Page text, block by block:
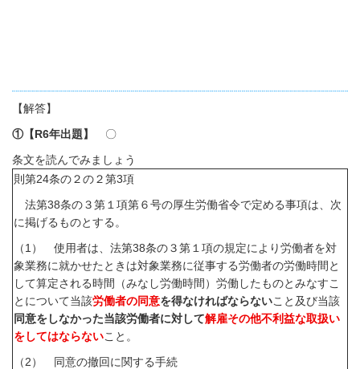
【解答】
①【R6年出題】
〇
条文を読んでみましょう
則第24条の２の２第3項
法第38条の３第１項第６号の厚生労働省令で定める事項は、次
に掲げるものとする。
（1 ） 使用者は、法第38条の３第１項の規定により労働者を対
象業務に就かせたときは対象業務に従事する労働者の労働時間と
して算定される時間（みなし労働時間）労働したものとみなすこ
とについて当該労働者の同意を得なければならないこと及び当該
同意をしなかった当該労働者に対して解雇その他不利益な取扱い
をしてはならないこと。
（2） 同意の撤回に関する手続